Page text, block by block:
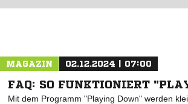
MAGAZIN 02.12.2024 | 07:00
FAQ: SO FUNKTIONIERT
Mit dem Programm "Playing Down" werden